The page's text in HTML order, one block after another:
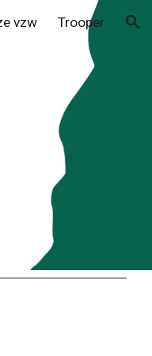
vzw Trooper